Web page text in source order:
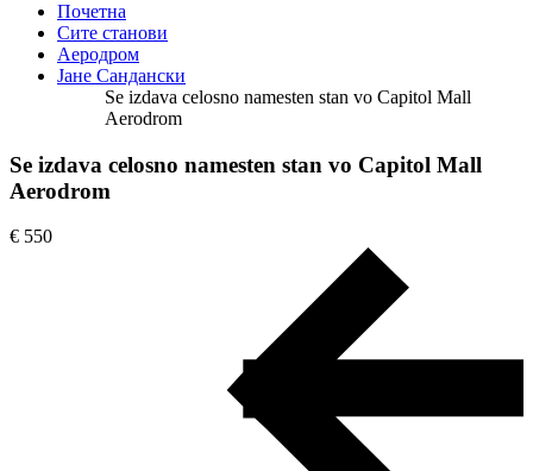
Почетна
Сите станови
Аеродром
Јане Сандански
Se izdava celosno namesten stan vo Capitol Mall
Aerodrom
Se izdava celosno namesten stan vo Capitol Mall
Aerodrom
€ 550